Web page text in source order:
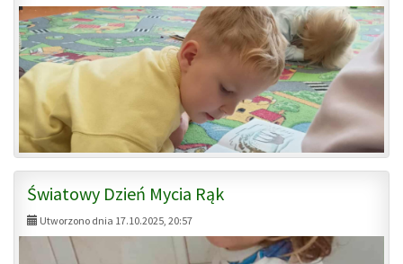
Światowy Dzień Mycia Rąk
Utworzono dnia 17.10.2025, 20:57